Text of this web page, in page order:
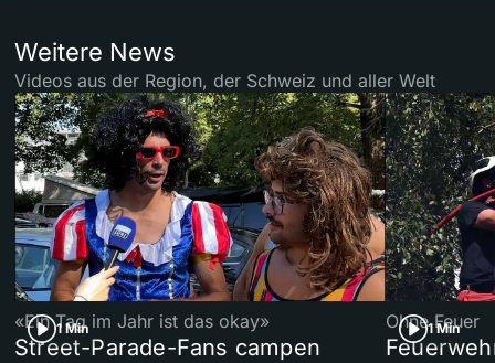
Weitere News
Videos aus der Region, der Schweiz und aller Welt
1 Min
«Ein Tag im Jahr ist das okay»
Street-Parade-Fans campen
1 Min
Ohne Feuer